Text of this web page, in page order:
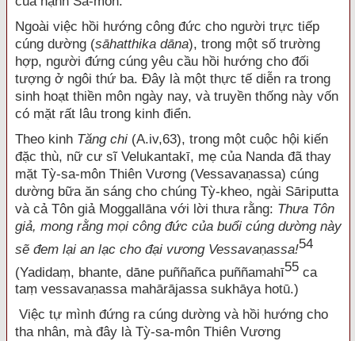
Ngoài việc hồi hướng công đức cho người trực tiếp
cúng dường (sāhatthika dāna), trong một số trường
hợp, người đứng cúng yêu cầu hồi hướng cho đối
tượng ở ngôi thứ ba. Đây là một thực tế diễn ra trong
sinh hoạt thiền môn ngày nay, và truyền thống này vốn
có mặt rất lâu trong kinh điển.
Theo kinh Tăng chi (A.iv,63), trong một cuộc hội kiến
đặc thù, nữ cư sĩ Velukantakī, mẹ của Nanda đã thay
mặt Tỳ-sa-môn Thiên Vương (Vessavaṇassa) cúng
dường bữa ăn sáng cho chúng Tỳ-kheo, ngài Sāriputta
và cả Tôn giả Moggallāna với lời thưa rằng: Thưa Tôn
giả, mong rằng mọi công đức của buổi cúng dường này
sẽ đem lại an lạc cho đại vương Vessavaṇassa!54
(Yadidaṃ, bhante, dāne puññañca puññamahī55 ca
taṃ vessavaṇassa mahārājassa sukhāya hotū.)
Việc tự mình đứng ra cúng dường và hồi hướng cho
tha nhân, mà đây là Tỳ-sa-môn Thiên Vương